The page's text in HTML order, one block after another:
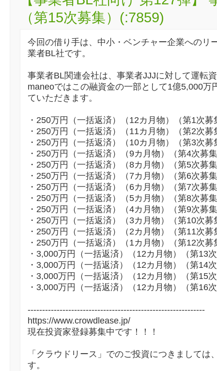
（第15次募集）(:7859)
今回の借り手は、中小・ベンチャー企業へのリ
業者BL社です。
事業者BL関連会社は、事業者JJJに対して運転
maneoではこの融資金の一部として1億5,000万
ていただきます。
・250万円（一括返済）（12カ月物）（第1次募
・250万円（一括返済）（11カ月物）（第2次募
・250万円（一括返済）（10カ月物）（第3次募
・250万円（一括返済）（9カ月物）（第4次募
・250万円（一括返済）（8カ月物）（第5次募
・250万円（一括返済）（7カ月物）（第6次募
・250万円（一括返済）（6カ月物）（第7次募
・250万円（一括返済）（5カ月物）（第8次募
・250万円（一括返済）（4カ月物）（第9次募
・250万円（一括返済）（3カ月物）（第10次募
・250万円（一括返済）（2カ月物）（第11次募
・250万円（一括返済）（1カ月物）（第12次募
・3,000万円（一括返済）（12カ月物）（第13
・3,000万円（一括返済）（12カ月物）（第14
・3,000万円（一括返済）（12カ月物）（第15
・3,000万円（一括返済）（12カ月物）（第16
-------------------------------------------------------------
https://www.crowdlease.jp/
現在投資家登録募集中です！！！
「クラウドリース」でのご投資につきましては
す。